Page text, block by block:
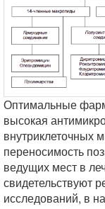
Оптимальные
высокая
внутриклеточных
переносимость
ведущих мест в
свидетельствуют
исследований, в